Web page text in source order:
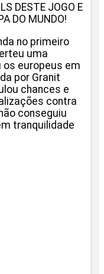
DESTE JOGO E
DO MUNDO!
no primeiro
uma
os europeus em
por Granit
chances e
contra
conseguiu
tranquilidade